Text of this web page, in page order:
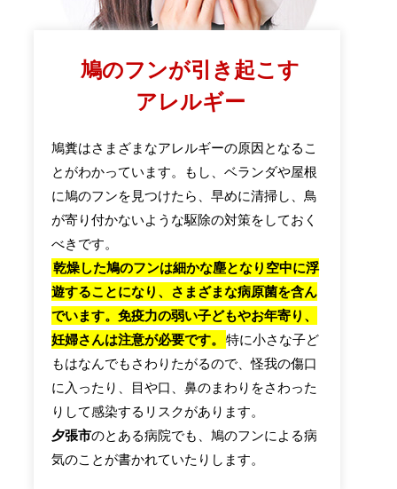
鳩のフンが引き起こす
アレルギー
鳩糞はさまざまなアレルギーの原因となるこ
とがわかっています。もし、ベランダや屋根
に鳩のフンを見つけたら、早めに清掃し、鳥
が寄り付かないような駆除の対策をしておく
べきです。
乾燥した鳩のフンは細かな塵となり空中に浮
遊することになり、さまざまな病原菌を含ん
でいます。免疫力の弱い子どもやお年寄り、
妊婦さんは注意が必要です。
特に小さな子ど
もはなんでもさわりたがるので、怪我の傷口
に入ったり、目や口、鼻のまわりをさわった
りして感染するリスクがあります。
夕張市のとある病院でも、鳩のフンによる病
気のことが書かれていたりします。